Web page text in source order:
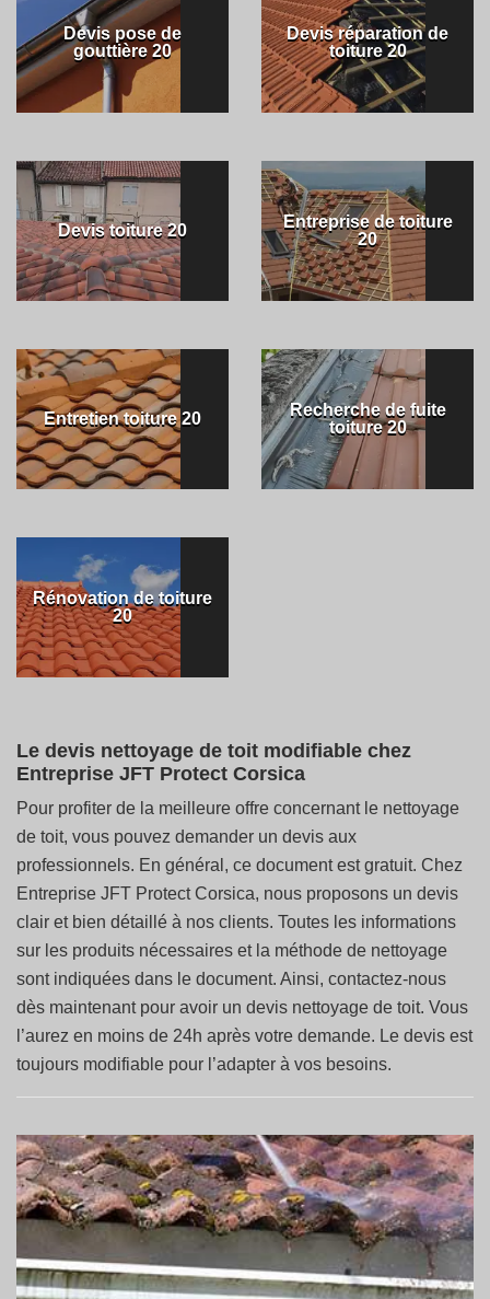
Devis pose de
gouttière 20
Devis réparation de
toiture 20
Devis toiture 20
Entreprise de toiture
20
Entretien toiture 20
Recherche de fuite
toiture 20
Rénovation de toiture
20
Le devis nettoyage de toit modifiable chez
Entreprise JFT Protect Corsica
Pour profiter de la meilleure offre concernant le nettoyage
de toit, vous pouvez demander un devis aux
professionnels. En général, ce document est gratuit. Chez
Entreprise JFT Protect Corsica, nous proposons un devis
clair et bien détaillé à nos clients. Toutes les informations
sur les produits nécessaires et la méthode de nettoyage
sont indiquées dans le document. Ainsi, contactez-nous
dès maintenant pour avoir un devis nettoyage de toit. Vous
l’aurez en moins de 24h après votre demande. Le devis est
toujours modifiable pour l’adapter à vos besoins.